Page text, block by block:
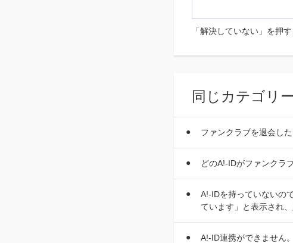
「解決していない」を押
同じカテゴリ
ファンクラブを退会し
どのA!-IDがファンクラ
A!-IDを持っていないの
ています」と表示され
A!-ID連携ができません。